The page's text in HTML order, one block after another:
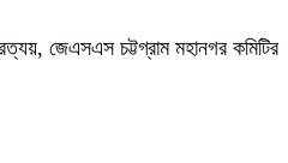
জেএসএস চট্টগ্রাম মহানগর কমিটির